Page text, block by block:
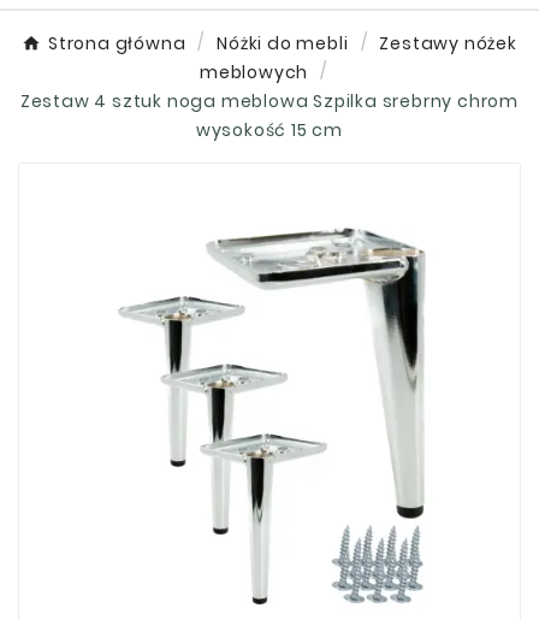
Strona główna Nóżki do mebli
Zestawy nóżek
meblowych
Zestaw 4 sztuk noga meblowa Szpilka srebrny chrom
wysokość 15 cm